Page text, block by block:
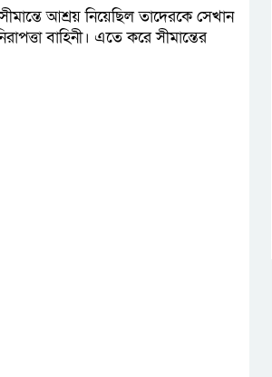
আশ্রয় নিয়েছিল তাদেরকে সেখান
বাহিনী। এতে করে সীমান্তের